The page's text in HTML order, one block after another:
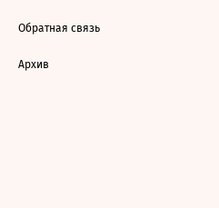
Обратная связь
Архив